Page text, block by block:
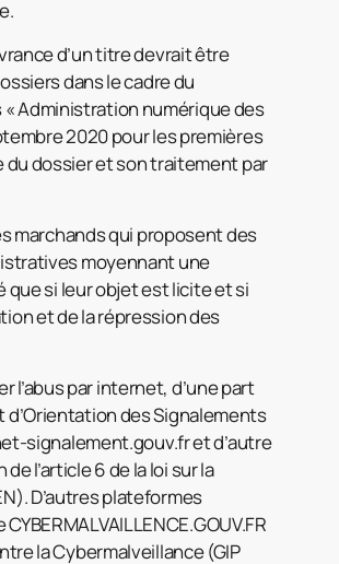
d’un titre devrait être
dans le cadre du
Administration numérique des
2020 pour les premières
dossier et son traitement par
marchands qui proposent des
moyennant une
si leur objet est licite et si
et de la répression des
l’abus par internet, d’une part
d’Orientation des Signalements
signalement.gouv.fr et d’autre
l’article 6 de la loi sur la
D’autres plateformes
la Cybermalveillance (GIP